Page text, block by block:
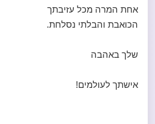
אחת המרה מכל עזיבתך
הכואבת והבלתי נסלחת.
שלך באהבה
אישתך לעולמים!